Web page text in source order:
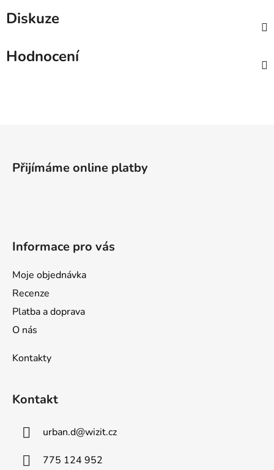
Diskuze
Hodnocení
Přijímáme online platby
Informace pro vás
Moje objednávka
Recenze
Platba a doprava
O nás
Kontakty
Kontakt
urban.d@wizit.cz
775 124 952